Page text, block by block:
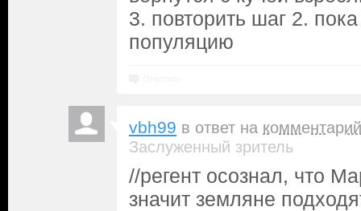
3. повторить шаг 2.
популяцию
vbh99 в ответ на комментарий
Заслуженный зритель
//регент осознал, что
значит земляне